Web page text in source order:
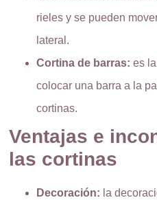
rieles y se pueden
lateral.
Cortina de barras: es
colocar una barra a la
cortinas.
Ventajas e
las cortinas
Decoración: la